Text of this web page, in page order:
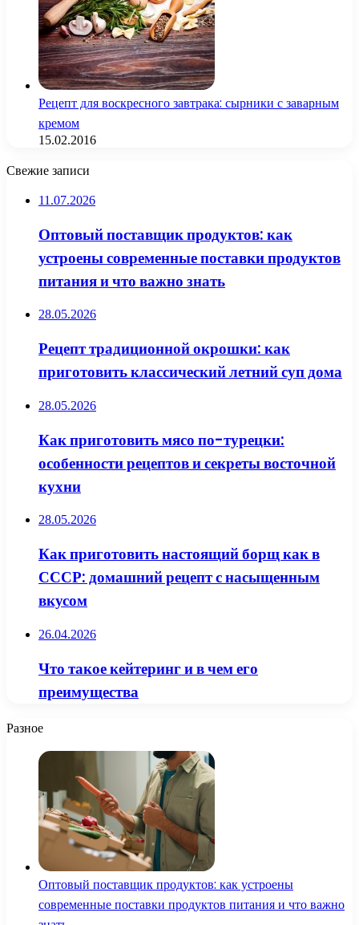
Рецепт для воскресного завтрака: сырники с заварным
кремом
15.02.2016
Свежие записи
11.07.2026
Оптовый поставщик продуктов: как
устроены современные поставки продуктов
питания и что важно знать
28.05.2026
Рецепт традиционной окрошки: как
приготовить классический летний суп дома
28.05.2026
Как приготовить мясо по-турецки:
особенности рецептов и секреты восточной
кухни
28.05.2026
Как приготовить настоящий борщ как в
СССР: домашний рецепт с насыщенным
вкусом
26.04.2026
Что такое кейтеринг и в чем его
преимущества
Разное
Оптовый поставщик продуктов: как устроены
современные поставки продуктов питания и что важно